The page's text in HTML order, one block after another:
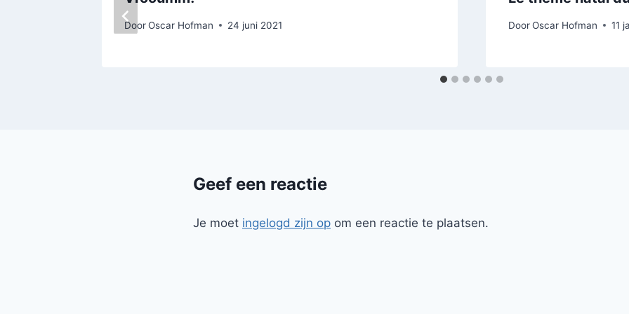
DoorOscar Hofman 24 juni 2021 DoorOscar Hofman 11
Geef een reactie
Je moet ingelogd zijn op om een reactie te plaatsen.